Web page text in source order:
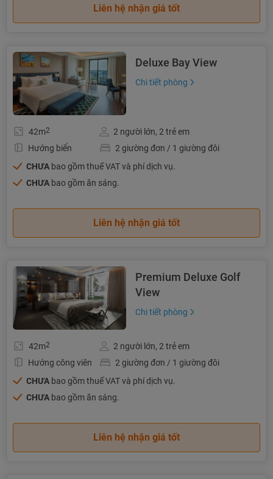
Liên hệ nhận giá tốt
Deluxe Bay View
Chi tiết phòng
42m2
2 người lớn, 2 trẻ em
Hướng biển
2 giường đơn / 1 giường đôi
CHƯA bao gồm thuế VAT và phí dịch vụ.
CHƯA bao gồm ăn sáng.
Liên hệ nhận giá tốt
Premium Deluxe Golf
View
Chi tiết phòng
42m2
2 người lớn, 2 trẻ em
Hướng công viên
2 giường đơn / 1 giường đôi
CHƯA bao gồm thuế VAT và phí dịch vụ.
CHƯA bao gồm ăn sáng.
Liên hệ nhận giá tốt